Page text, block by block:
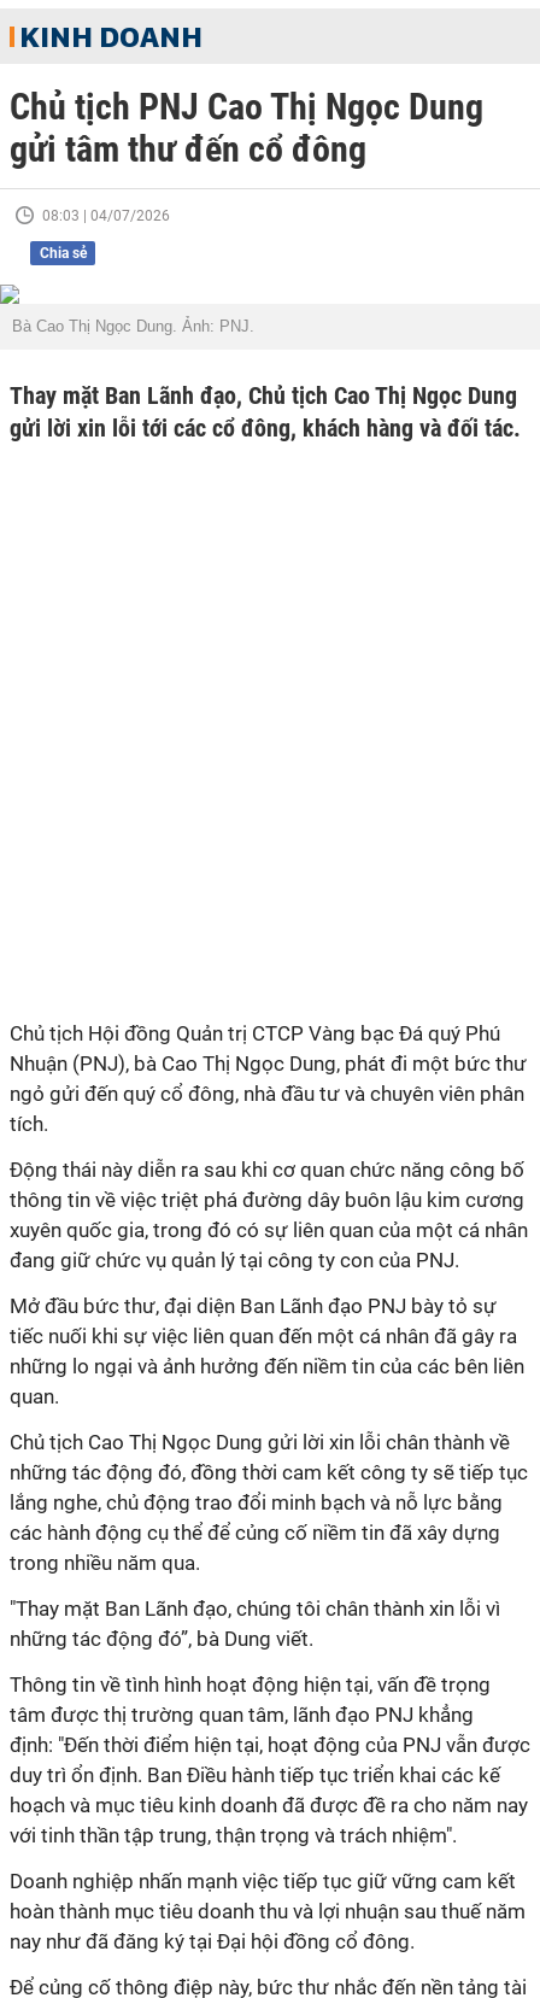
KINH DOANH
Chủ tịch PNJ Cao Thị Ngọc Dung
gửi tâm thư đến cổ đông
08:03 | 04/07/2026
Chia sẻ
Bà Cao Thị Ngọc Dung. Ảnh: PNJ.
Thay mặt Ban Lãnh đạo, Chủ tịch Cao Thị Ngọc Dung
gửi lời xin lỗi tới các cổ đông, khách hàng và đối tác.
Chủ tịch Hội đồng Quản trị CTCP Vàng bạc Đá quý Phú
Nhuận (PNJ), bà Cao Thị Ngọc Dung, phát đi một bức thư
ngỏ gửi đến quý cổ đông, nhà đầu tư và chuyên viên phân
tích.
Động thái này diễn ra sau khi cơ quan chức năng công bố
thông tin về việc triệt phá đường dây buôn lậu kim cương
xuyên quốc gia, trong đó có sự liên quan của một cá nhân
đang giữ chức vụ quản lý tại công ty con của PNJ.
Mở đầu bức thư, đại diện Ban Lãnh đạo PNJ bày tỏ sự
tiếc nuối khi sự việc liên quan đến một cá nhân đã gây ra
những lo ngại và ảnh hưởng đến niềm tin của các bên liên
quan.
Chủ tịch Cao Thị Ngọc Dung gửi lời xin lỗi chân thành về
những tác động đó, đồng thời cam kết công ty sẽ tiếp tục
lắng nghe, chủ động trao đổi minh bạch và nỗ lực bằng
các hành động cụ thể để củng cố niềm tin đã xây dựng
trong nhiều năm qua.
"Thay mặt Ban Lãnh đạo, chúng tôi chân thành xin lỗi vì
những tác động đó”, bà Dung viết.
Thông tin về tình hình hoạt động hiện tại, vấn đề trọng
tâm được thị trường quan tâm, lãnh đạo PNJ khẳng
định: "Đến thời điểm hiện tại, hoạt động của PNJ vẫn được
duy trì ổn định. Ban Điều hành tiếp tục triển khai các kế
hoạch và mục tiêu kinh doanh đã được đề ra cho năm nay
với tinh thần tập trung, thận trọng và trách nhiệm".
Doanh nghiệp nhấn mạnh việc tiếp tục giữ vững cam kết
hoàn thành mục tiêu doanh thu và lợi nhuận sau thuế năm
nay như đã đăng ký tại Đại hội đồng cổ đông.
Để củng cố thông điệp này, bức thư nhắc đến nền tảng tài